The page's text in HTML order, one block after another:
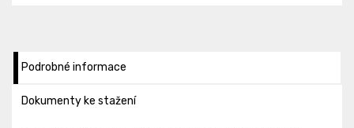
Podrobné informace
Dokumenty ke stažení